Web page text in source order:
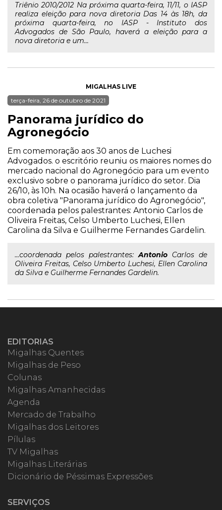
Triênio 2010/2012 Na próxima quarta-feira, 11/11, o IASP
realiza eleição para nova diretoria Das 14 às 18h, da
próxima quarta-feira, no IASP - Instituto dos
Advogados de São Paulo, haverá a eleição para a
nova diretoria e um...
MIGALHAS LIVE
terça-feira, 26 de outubro de 2021
Panorama jurídico do
Agronegócio
Em comemoração aos 30 anos de Luchesi
Advogados. o escritório reuniu os maiores nomes do
mercado nacional do Agronegócio para um evento
exclusivo sobre o panorama jurídico do setor. Dia
26/10, às 10h. Na ocasião haverá o lançamento da
obra coletiva "Panorama jurídico do Agronegócio",
coordenada pelos palestrantes: Antonio Carlos de
Oliveira Freitas, Celso Umberto Luchesi, Ellen
Carolina da Silva e Guilherme Fernandes Gardelin.
...coordenada pelos palestrantes:Antonio Carlos de
Oliveira Freitas, Celso Umberto Luchesi, Ellen Carolina
da Silva e Guilherme Fernandes Gardelin.
EDITORIAS
Migalhas Quentes
Migalhas de Peso
Colunas
Migalhas Amanhecidas
Agenda
Mercado de Trabalho
Migalhas dos Leitores
Pílulas
TV Migalhas
Migalhas Literárias
Dicionário de Péssimas Expressões
SERVIÇOS